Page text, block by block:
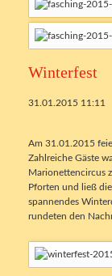
Winterfest
31.01.2015 11:11
Am 31.01.2015
Zahlreiche Gäste
Marionettencircus
Pforten und ließ
spannendes
rundeten den